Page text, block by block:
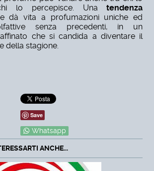
lo percepisce. Unatendenza
dà vita a profumazioni uniche ed
senza precedenti, in un
che si candida a diventare il
della stagione.
Save
Whatsapp
ANCHE...